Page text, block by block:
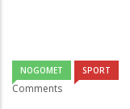
NOGOMET SPORT
Comments